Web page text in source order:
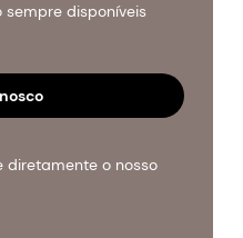
sempre disponíveis
diretamente o nosso